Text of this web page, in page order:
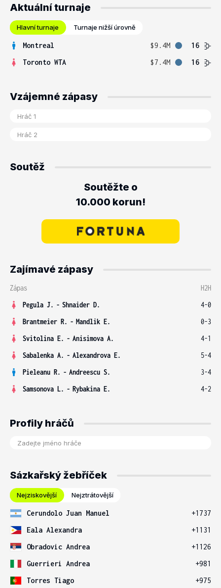
Aktuální turnaje
Hlavní turnaje Turnaje nižší úrovně
Montreal $9.4M
16
Toronto WTA
$7.4M 16
Vzájemné zápasy
Soutěž
Soutěžte o
10.000 korun!
Zajímavé zápasy
Zápas
H2H
Pegula J. - Shnaider D.
4-0
Brantmeier R. - Mandlik E.
0-3
Svitolina E. - Anisimova A.
4-1
Sabalenka A. - Alexandrova E.
5-4
Pieleanu R. - Andreescu S.
3-4
Samsonova L. - Rybakina E. 4-2
Profily hráčů
Sázkařský žebříček
Nejziskovější Nejztrátovější
Cerundolo Juan Manuel
+1737
Eala Alexandra
+1131
Obradovic Andrea
+1126
Guerrieri Andrea
+981
Torres Tiago
+975